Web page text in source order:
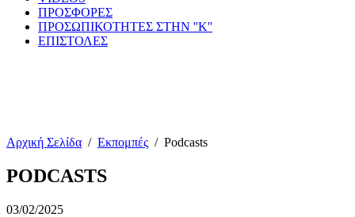
ΠΡΟΣΦΟΡΕΣ
ΠΡΟΣΩΠΙΚΟΤΗΤΕΣ ΣΤΗΝ ''Κ''
ΕΠΙΣΤΟΛΕΣ
Αρχική Σελίδα / Εκπομπές / Podcasts
PODCASTS
03/02/2025